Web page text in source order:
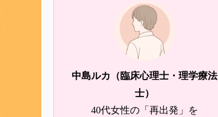
中島ルカ（臨床心理士・理学療法
士）
40代女性の「再出発」を